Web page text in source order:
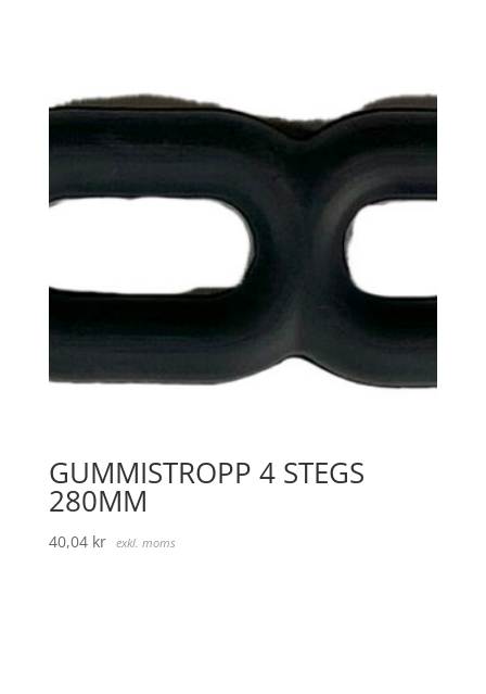
GUMMISTROPP 4 STEGS
280MM
40,04 kr exkl. moms